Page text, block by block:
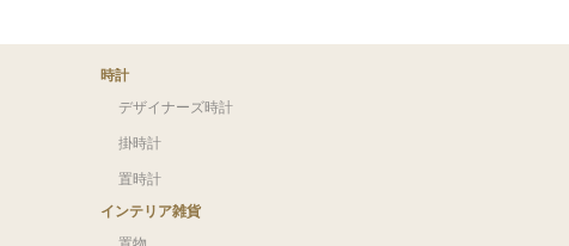
時計
デザイナーズ時計
掛時計
置時計
インテリア雑貨